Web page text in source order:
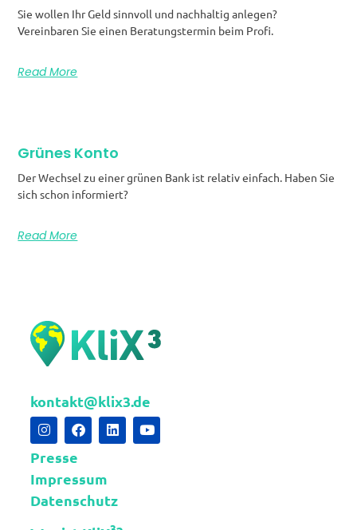
Sie wollen Ihr Geld sinnvoll und nachhaltig anlegen?
Vereinbaren Sie einen Beratungstermin beim Profi.
Read More
Grünes Konto
Der Wechsel zu einer grünen Bank ist relativ einfach. Haben Sie
sich schon informiert?
Read More
kontakt@klix3.de
Presse
Impressum
Datenschutz